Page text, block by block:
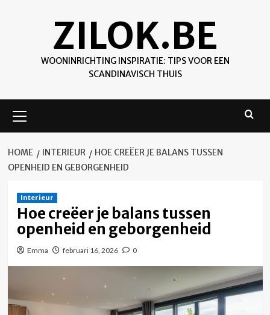
ZILOK.BE
WOONINRICHTING INSPIRATIE: TIPS VOOR EEN
SCANDINAVISCH THUIS
Menu
HOME INTERIEUR
HOE CREËER JE BALANS TUSSEN
OPENHEID EN GEBORGENHEID
Interieur
Hoe creëer je balans tussen
openheid en geborgenheid
Emma februari 16, 2026 0